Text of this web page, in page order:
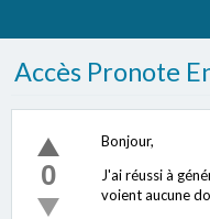
Accès Pronote
0
Bonjour,
J'ai réussi à
voient aucune